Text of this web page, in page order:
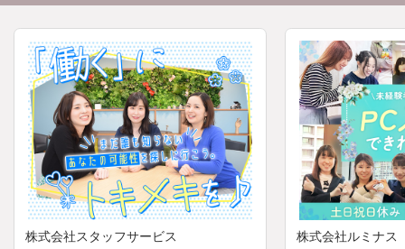
株式会社スタッフサービス 株式会社ルミナス